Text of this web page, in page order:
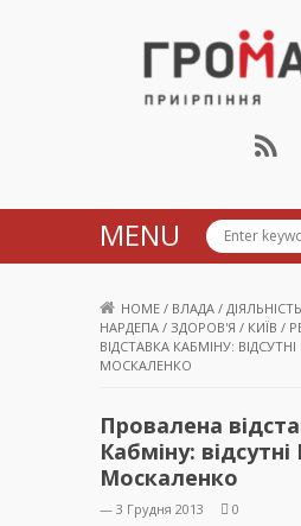
Громада
MENU
HOME / ВЛАДА / ДІЯЛЬНІСТЬ
НАРДЕПА / ЗДОРОВ'Я / КИЇВ /
ВІДСТАВКА КАБМІНУ:
МОСКАЛЕНКО
Провалена
Кабміну:
Москаленко
— 3 Грудня 2013 0